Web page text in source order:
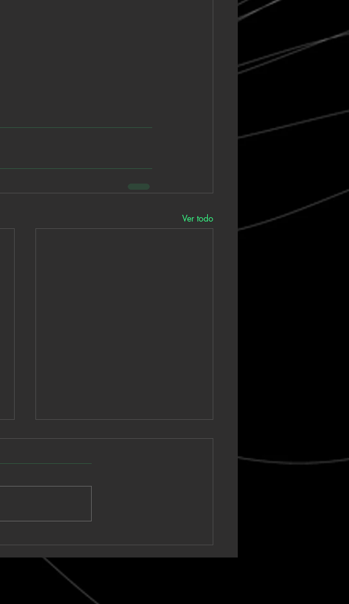
Ver todo
Unknown Vagabond
lleva un sintetizador
onírico hacia un clímax
post-rock en “Warm Tide